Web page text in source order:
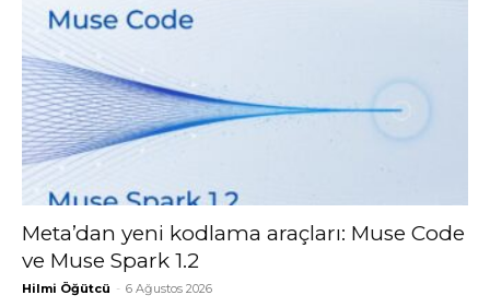
Meta’dan yeni kodlama araçları: Muse Code
ve Muse Spark 1.2
Hilmi Öğütcü - 6 Ağustos 2026